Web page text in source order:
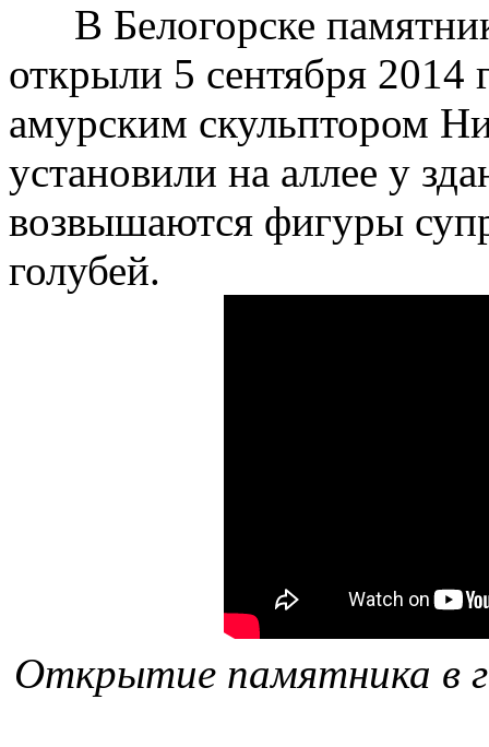
В Белогорске
открыли 5 сентября
амурским скульптором
установили на аллее у
возвышаются фигуры
голубей.
Открытие памятника в